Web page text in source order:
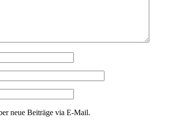
neue Beiträge via E-Mail.